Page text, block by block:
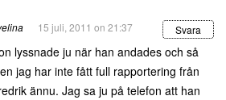
15 juli, 2011 on 21:37 Svara
lyssnade ju när han andades och så
jag har inte fått full rapportering från
ännu. Jag sa ju på telefon att han